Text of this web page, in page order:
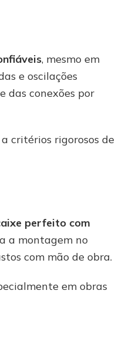
, mesmo em
e oscilações
das conexões por
critérios rigorosos de
perfeito com
a montagem no
com mão de obra.
em obras